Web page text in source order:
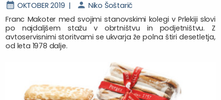
OKTOBER 2019 |
Niko Šoštarič
Franc Makoter med svojimi stanovskimi kolegi v Prlekiji slovi
po najdaljšem stažu v obrtništvu in podjetništvu. Z
avtoservisnimi storitvami se ukvarja že polna štiri desetletja,
od leta 1978 dalje.